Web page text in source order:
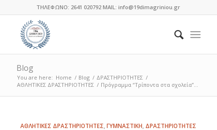
ΤΗΛΕΦΩΝΟ: 2641 020792 MAIL: info@19dimagriniou.gr
Blog
You are here: Home / Blog / ΔΡΑΣΤΗΡΙΟΤΗΤΕΣ /
ΑΘΛΗΤΙΚΕΣ ΔΡΑΣΤΗΡΙΟΤΗΤΕΣ / Πρόγραμμα “Τρίποντα στα σχολεία”...
ΑΘΛΗΤΙΚΕΣ ΔΡΑΣΤΗΡΙΟΤΗΤΕΣ ,ΓΥΜΝΑΣΤΙΚΗ ΔΡΑΣΤΗΡΙΟΤΗΤΕΣ